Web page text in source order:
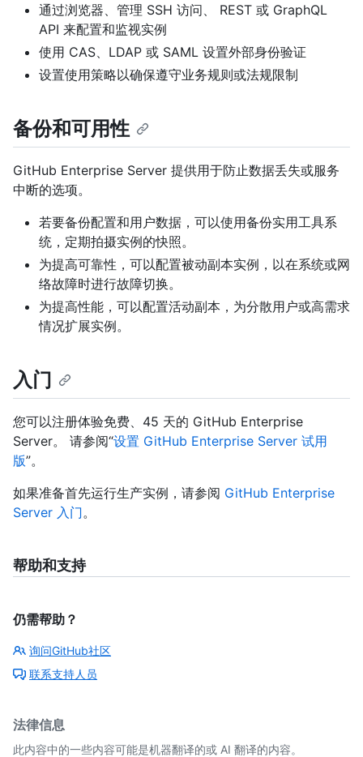
通过浏览器、管理 SSH 访问、 REST 或 GraphQL
API 来配置和监视实例
使用 CAS、LDAP 或 SAML 设置外部身份验证
设置使用策略以确保遵守业务规则或法规限制
备份和可用性
GitHub Enterprise Server 提供用于防止数据丢失或服务
中断的选项。
若要备份配置和用户数据，可以使用备份实用工具系
统，定期拍摄实例的快照。
为提高可靠性，可以配置被动副本实例，以在系统或网
络故障时进行故障切换。
为提高性能，可以配置活动副本，为分散用户或高需求
情况扩展实例。
入门
您可以注册体验免费、45 天的 GitHub Enterprise
Server。 请参阅“设置 GitHub Enterprise Server 试用
版”。
如果准备首先运行生产实例，请参阅 GitHub Enterprise
Server 入门。
帮助和支持
仍需帮助？
询问GitHub社区
联系支持人员
法律信息
此内容中的一些内容可能是机器翻译的或 AI 翻译的内容。